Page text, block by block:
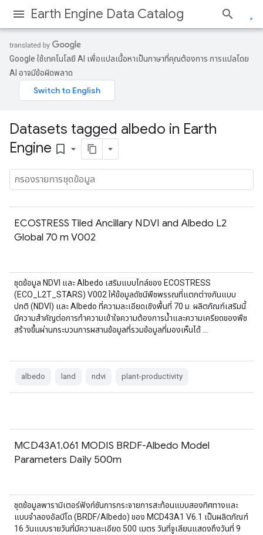
Earth Engine Data Catalog
Google ใช้เทคโนโลยี AI เพื่อแปลเนื้อหาเป็นภาษาที่คุณต้องการ การแปลโดย
AI อาจมีข้อผิดพลาด
Datasets tagged albedo in Earth
Engine bookmark_border
ECOSTRESS Tiled Ancillary NDVI and Albedo L2
Global 70 m V002
ชุดข้อมูล NDVI และ Albedo เสริมแบบไทล์ของ ECOSTRESS
(ECO_L2T_STARS) V002 ให้ข้อมูลดัชนีพืชพรรณที่แตกต่างกันแบบ
ปกติ (NDVI) และ Albedo ที่ความละเอียดเชิงพื้นที่ 70 ม. ผลิตภัณฑ์เสริมนี้
มีความสำคัญต่อการทำความเข้าใจความต้องการน้ำและความเครียดของพืช
สร้างขึ้นผ่านกระบวนการผสานข้อมูลที่รวมข้อมูลที่มองเห็นได้ …
albedo land ndvi plant-productivity
MCD43A1.061 MODIS BRDF-Albedo Model
Parameters Daily 500m
ชุดข้อมูลพารามิเตอร์ฟังก์ชันการกระจายการสะท้อนแบบสองทิศทางและ
แบบจำลองอัลบีโด (BRDF/Albedo) ของ MCD43A1 V6.1 เป็นผลิตภัณฑ์
16 วันแบบรายวันที่มีความละเอียด 500 เมตร วันที่จูเลียนแสดงถึงวันที่ 9